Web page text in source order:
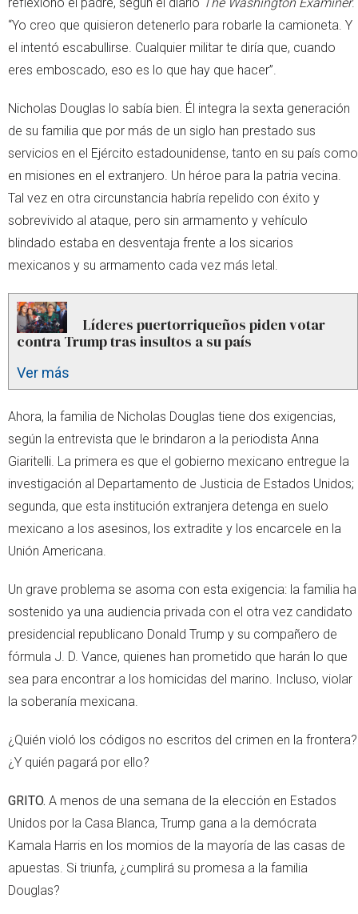
“Yo creo que quisieron detenerlo para robarle la camioneta. Y
el intentó escabullirse. Cualquier militar te diría que, cuando
eres emboscado, eso es lo que hay que hacer”.
Nicholas Douglas lo sabía bien. Él integra la sexta generación
de su familia que por más de un siglo han prestado sus
servicios en el Ejército estadounidense, tanto en su país como
en misiones en el extranjero. Un héroe para la patria vecina.
Tal vez en otra circunstancia habría repelido con éxito y
sobrevivido al ataque, pero sin armamento y vehículo
blindado estaba en desventaja frente a los sicarios
mexicanos y su armamento cada vez más letal.
Líderes puertorriqueños piden votar
contra Trump tras insultos a su país
Ver más
Ahora, la familia de Nicholas Douglas tiene dos exigencias,
según la entrevista que le brindaron a la periodista Anna
Giaritelli. La primera es que el gobierno mexicano entregue la
investigación al Departamento de Justicia de Estados Unidos;
segunda, que esta institución extranjera detenga en suelo
mexicano a los asesinos, los extradite y los encarcele en la
Unión Americana.
Un grave problema se asoma con esta exigencia: la familia ha
sostenido ya una audiencia privada con el otra vez candidato
presidencial republicano Donald Trump y su compañero de
fórmula J. D. Vance, quienes han prometido que harán lo que
sea para encontrar a los homicidas del marino. Incluso, violar
la soberanía mexicana.
¿Quién violó los códigos no escritos del crimen en la frontera?
¿Y quién pagará por ello?
GRITO. A menos de una semana de la elección en Estados
Unidos por la Casa Blanca, Trump gana a la demócrata
Kamala Harris en los momios de la mayoría de las casas de
apuestas. Si triunfa, ¿cumplirá su promesa a la familia
Douglas?